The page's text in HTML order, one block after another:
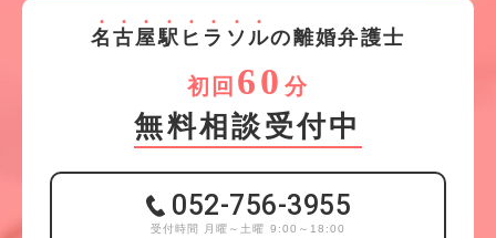
名 古屋駅 ヒ ラ ソルの離婚弁護士
初回 60 分
無料相談受付中
052-756-3955
受付時間 月曜～土曜 9:00～18:00